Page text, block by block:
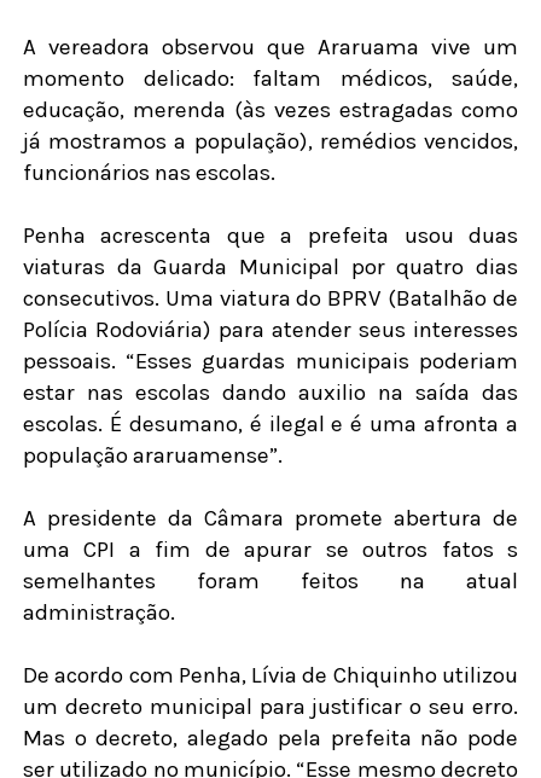
A vereadora observou que Araruama vive um
momento delicado: faltam médicos, saúde,
educação, merenda (às vezes estragadas como
já mostramos a população), remédios vencidos,
funcionários nas escolas.
Penha acrescenta que a prefeita usou duas
viaturas da Guarda Municipal por quatro dias
consecutivos. Uma viatura do BPRV (Batalhão de
Polícia Rodoviária) para atender seus interesses
pessoais. “Esses guardas municipais poderiam
estar nas escolas dando auxilio na saída das
escolas. É desumano, é ilegal e é uma afronta a
população araruamense”.
A presidente da Câmara promete abertura de
uma CPI a fim de apurar se outros fatos s
semelhantes foram feitos na atual
administração.
De acordo com Penha, Lívia de Chiquinho utilizou
um decreto municipal para justificar o seu erro.
Mas o decreto, alegado pela prefeita não pode
ser utilizado no município. “Esse mesmo decreto